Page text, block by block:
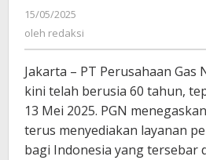
15/05/2025
redaksi
oleh redaksi
Jakarta – PT Perusahaan Gas
kini telah berusia 60 tahun,
13 Mei 2025. PGN
terus menyediakan layanan
bagi Indonesia yang tersebar